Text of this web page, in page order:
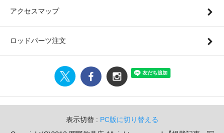
アクセスマップ
ロッドパーツ注文
表示切替 : PC版に切り替える